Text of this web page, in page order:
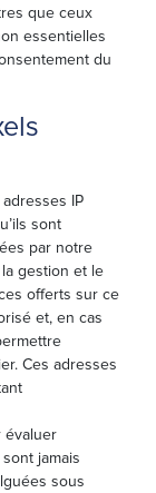
que ceux
essentielles
du
IP
sont
par notre
gestion et le
offerts sur ce
et, en cas
Ces adresses
évaluer
jamais
sous